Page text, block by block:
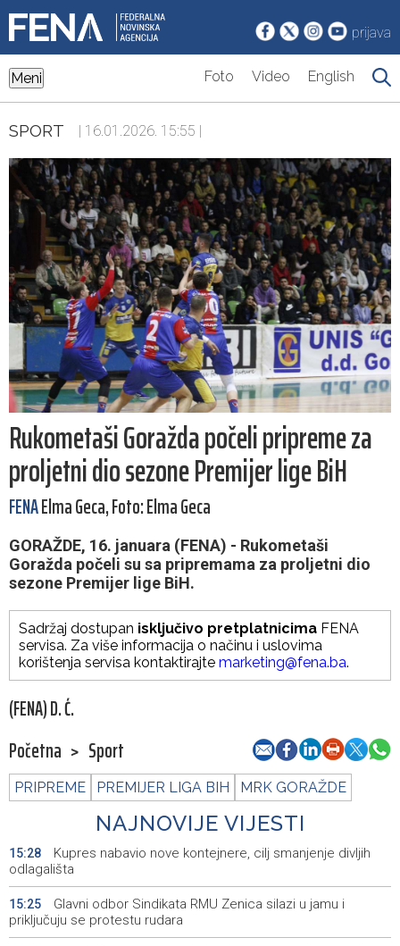
prijava
Meni Foto Video English
SPORT | 16.01.2026. 15:55 |
Rukometaši Goražda počeli pripreme za
proljetni dio sezone Premijer lige BiH
FENAElma Geca, Foto: Elma Geca
GORAŽDE, 16. januara (FENA) - Rukometaši
Goražda počeli su sa pripremama za proljetni dio
sezone Premijer lige BiH.
Sadržaj dostupan isključivo pretplatnicima FENA
servisa. Za više informacija o načinu i uslovima
korištenja servisa kontaktirajte marketing@fena.ba.
(FENA) D. Ć.
Početna > Sport
PRIPREME PREMIJER LIGA BIH MRK GORAŽDE
NAJNOVIJE VIJESTI
15:28
Kupres nabavio nove kontejnere, cilj smanjenje divljih
odlagališta
15:25
Glavni odbor Sindikata RMU Zenica silazi u jamu i
priključuju se protestu rudara